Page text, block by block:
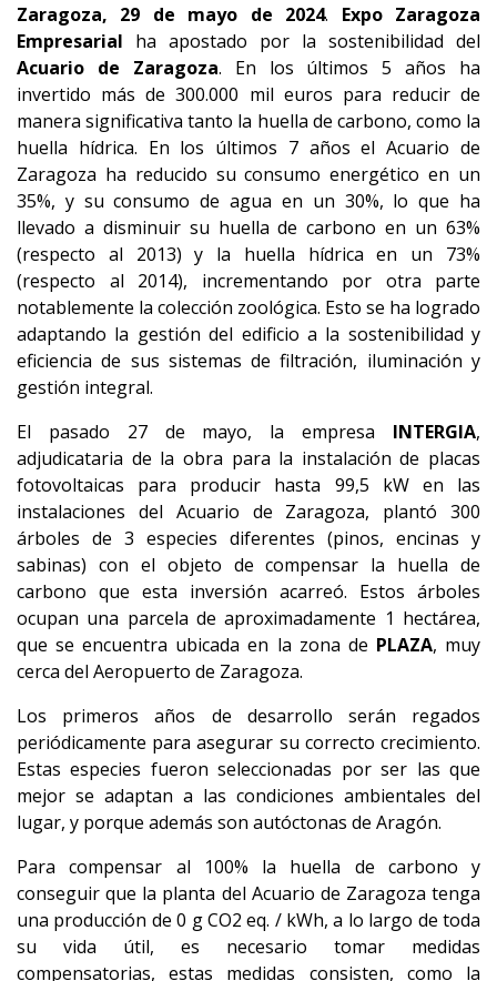
Zaragoza, 29 de mayo de 2024. Expo Zaragoza
Empresarial ha apostado por la sostenibilidad del
Acuario de Zaragoza. En los últimos 5 años ha
invertido más de 300.000 mil euros para reducir de
manera significativa tanto la huella de carbono, como la
huella hídrica. En los últimos 7 años el Acuario de
Zaragoza ha reducido su consumo energético en un
35%, y su consumo de agua en un 30%, lo que ha
llevado a disminuir su huella de carbono en un 63%
(respecto al 2013) y la huella hídrica en un 73%
(respecto al 2014), incrementando por otra parte
notablemente la colección zoológica. Esto se ha logrado
adaptando la gestión del edificio a la sostenibilidad y
eficiencia de sus sistemas de filtración, iluminación y
gestión integral.
El pasado 27 de mayo, la empresa INTERGIA,
adjudicataria de la obra para la instalación de placas
fotovoltaicas para producir hasta 99,5 kW en las
instalaciones del Acuario de Zaragoza, plantó 300
árboles de 3 especies diferentes (pinos, encinas y
sabinas) con el objeto de compensar la huella de
carbono que esta inversión acarreó. Estos árboles
ocupan una parcela de aproximadamente 1 hectárea,
que se encuentra ubicada en la zona de PLAZA, muy
cerca del Aeropuerto de Zaragoza.
Los primeros años de desarrollo serán regados
periódicamente para asegurar su correcto crecimiento.
Estas especies fueron seleccionadas por ser las que
mejor se adaptan a las condiciones ambientales del
lugar, y porque además son autóctonas de Aragón.
Para compensar al 100% la huella de carbono y
conseguir que la planta del Acuario de Zaragoza tenga
una producción de 0 g CO2 eq. / kWh, a lo largo de toda
su vida útil, es necesario tomar medidas
compensatorias, estas medidas consisten, como la